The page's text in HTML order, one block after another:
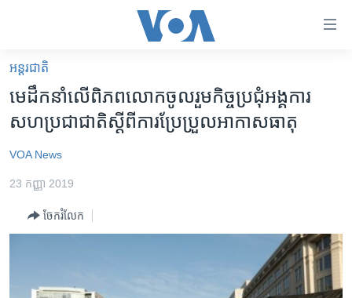
គេហទំព័រ​
ទាក់ទង
និង​
ទំព័រ​
កម្ពុជា
ហេឡូវីអូអេ
កម្ពុជាច្នៃប្រតិដ្ឋ
អន្តរជាតិ
មេដឹកនាំ​លើ​ពិភពលោក​ចូលរួម​កិច្ច​ប្រជុំ​អង្គការ​
សហប្រជាជាតិ​ស្ដី​ពី​ការ​ប្រែប្រួល​អាកាសធាតុ
VOA News
23 កញ្ញា 2019
ចែករំលែក